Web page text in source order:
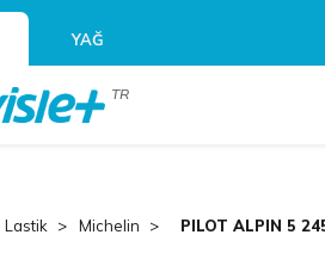
YAĞ
TR
Lastik Michelin PILOT ALPIN 5